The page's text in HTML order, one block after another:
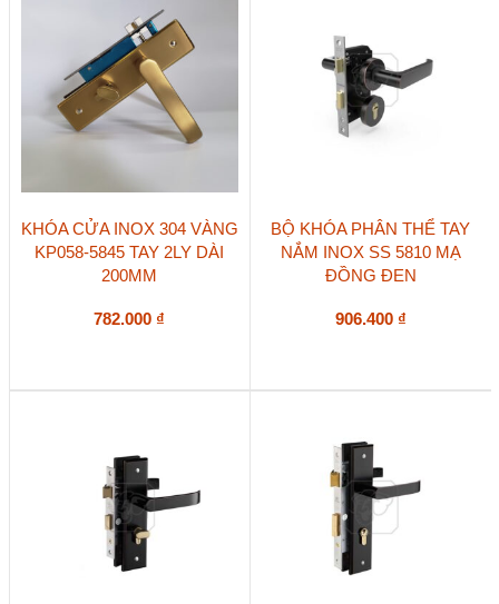
KHÓA CỬA INOX 304 VÀNG
KP058-5845 TAY 2LY DÀI
200MM
782.000 ₫
BỘ KHÓA PHÂN THỂ TAY
NẮM INOX SS 5810 MẠ
ĐỒNG ĐEN
906.400 ₫